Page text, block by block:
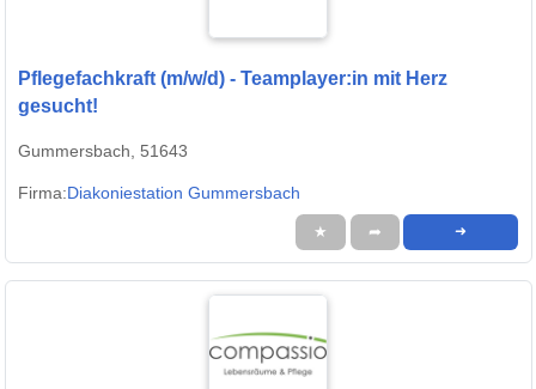
Pflegefachkraft (m/w/d) - Teamplayer:in mit Herz
gesucht!
Gummersbach, 51643
Firma:Diakoniestation Gummersbach
★ ➦ ➜